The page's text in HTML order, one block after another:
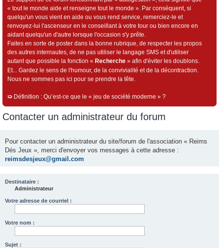
« tout le monde aide et renseigne tout le monde ». Par conséquent, si
quelqu'un vous vient en aide ou vous rend service, remerciez-le et
renvoyez-lui l'ascenseur en le conseillant à votre tour ou bien encore en
aidant quelqu'un d'autre lorsque l'occasion s'y prête.
Faites en sorte de poster dans la bonne rubrique, de respecter les propos
des autres internautes, de ne pas utiliser le langage SMS et d'utiliser
autant que possible la fonction « Recherche » afin d'éviter les doublons.
Et... Gardez le sens de l'humour, de la convivialité et de la décontraction.
Nous ne sommes pas ici pour se prendre la tête.
➯ Définition : Qu’est-ce que le « jeu de société moderne » ?
Contacter un administrateur du forum
Pour contacter un administrateur du site/forum de l'association « Reims
Dés Jeux », merci d'envoyer vos messages à cette adresse :
reimsdesjeux@gmail.com
Destinataire :
Administrateur
Votre adresse de courriel :
Votre nom :
Sujet :